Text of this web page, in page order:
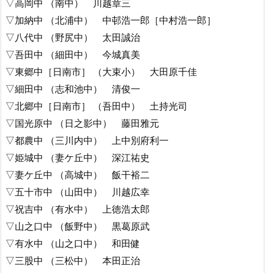
▽高岡中 （南中） 川越章三
▽加納中 （北浦中） 中邨浩一郎［中村浩一郎］
▽八代中 （野尻中） 太田誠治
▽吾田中 （細田中） 今城真美
▽東郷中［日南市］ （大束小） 大田原千佳
▽細田中 （志和池中） 清俊一
▽北郷中［日南市］ （吾田中） 土持光司
▽国光原中 （日之影中） 藤田雅元
▽都農中 （三川内中） 上中別府利一
▽姫城中 （妻ケ丘中） 深江祐史
▽妻ケ丘中 （高城中） 飯干裕二
▽五十市中 （山田中） 川越広幸
▽祝吉中 （有水中） 上徳浩太郎
▽山之口中 （飯野中） 黒葛原武
▽有水中 （山之口中） 和田健
▽三股中 （三松中） 本田正治